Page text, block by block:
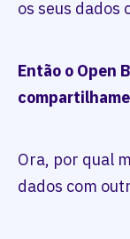
os seus dados
Então o Open
Ora, por qual
dados com